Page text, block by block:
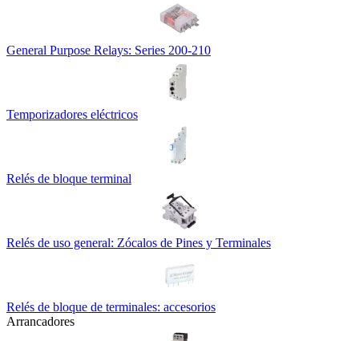
General Purpose Relays: Series 200-210
Temporizadores eléctricos
Relés de bloque terminal
Relés de uso general: Zócalos de Pines y Terminales
Relés de bloque de terminales: accesorios
Arrancadores